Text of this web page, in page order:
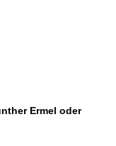
Ermel oder